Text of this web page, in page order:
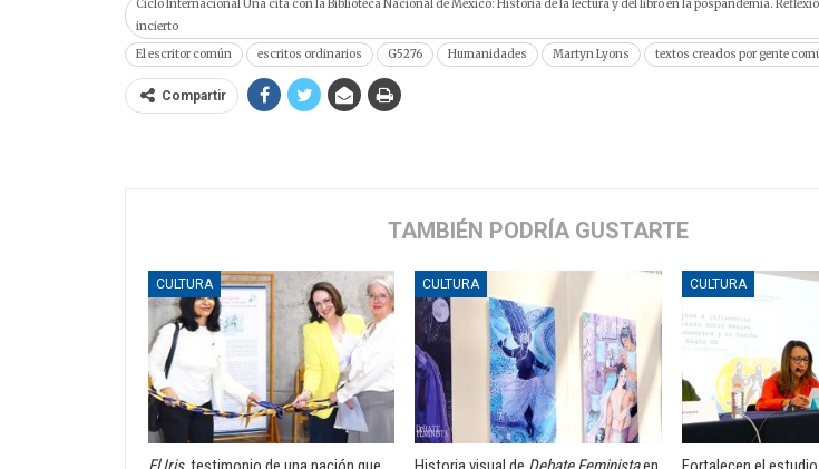
Ciclo Internacional Una cita con la Biblioteca Nacional de México: Historia de la lectura y del libro en la pospandemia.
incierto
El escritor común
escritos ordinarios G5276 Humanidades Martyn Lyons textos creados por gente
Compartir
TAMBIÉN PODRÍA GUSTARTE
CULTURA CULTURA CULTURA